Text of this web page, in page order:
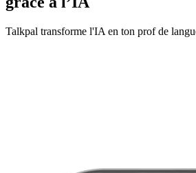
Talkpal transforme l'IA en ton prof de